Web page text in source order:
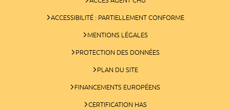
ACCESSIBILITÉ : PARTIELLEMENT CONFORME
MENTIONS LÉGALES
PROTECTION DES DONNÉES
PLAN DU SITE
FINANCEMENTS EUROPÉENS
CERTIFICATION HAS